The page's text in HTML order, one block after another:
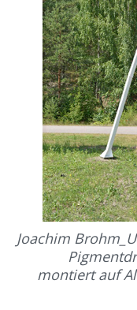
Joachim
montiert auf